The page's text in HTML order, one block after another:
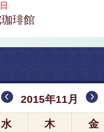
琲館
2015年11月
水 木 金